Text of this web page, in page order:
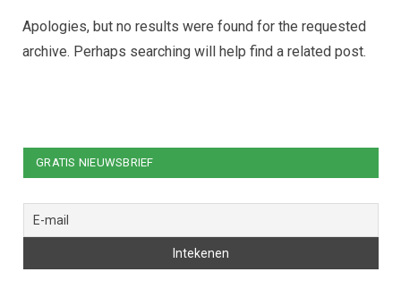
Apologies, but no results were found for the requested
archive. Perhaps searching will help find a related post.
GRATIS NIEUWSBRIEF